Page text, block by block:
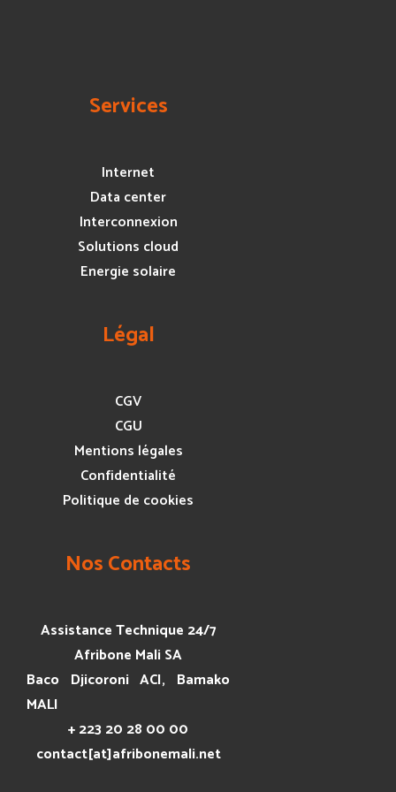
Services
Internet
Data center
Interconnexion
Solutions cloud
Energie solaire
Légal
CGV
CGU
Mentions légales
Confidentialité
Politique de cookies
Nos Contacts
Assistance Technique 24/7
Afribone Mali SA
Baco Djicoroni ACI, Bamako
MALI
+ 223 20 28 00 00
contact[at]afribonemali.net